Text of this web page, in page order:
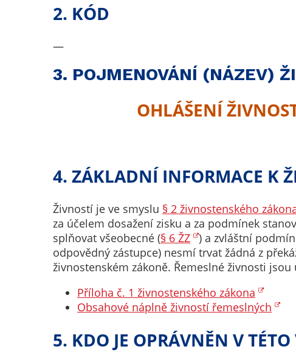
2. KÓD
—
3. POJMENOVÁNÍ (NÁZEV)
OHLÁŠENÍ
4. ZÁKLADNÍ INFORMACE K
Živností je ve smyslu § 2 živnostenského
za účelem dosažení zisku a za podmínek
splňovat všeobecné (§ 6 ŽZ ) a zvláštní
odpovědný zástupce) nesmí trvat žádná z
živnostenském zákoně. Řemeslné živnosti
Příloha č. 1 živnostenského zákona
Obsahové náplně živností řemeslných
5. KDO JE OPRÁVNĚN V